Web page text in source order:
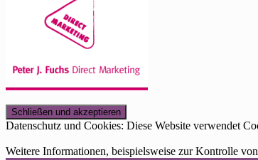
Datenschutz und Cookies: Diese Website verwendet
Weitere Informationen, beispielsweise zur Kontrolle